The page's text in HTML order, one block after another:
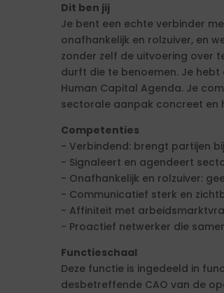
Dit ben jij
Je bent een echte verbinder
onafhankelijk en rolzuiver, en
zonder zelf de uitvoering over
durft die te benoemen. Je
Human Capital Agenda. Je
sectorale aanpak concreet en
Competenties
- Verbindend: brengt partijen
- Signaleert en agendeert
- Onafhankelijk en rolzuiver:
- Communicatief sterk en
- Affiniteit met
- Proactief netwerker die
Functieschaal
Deze functie is ingedeeld in
desbetreffende CAO van de